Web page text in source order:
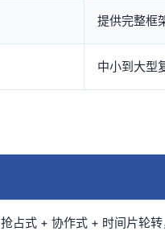
提供完整框
中小到大型
抢占式 + 协作式 + 时间片轮